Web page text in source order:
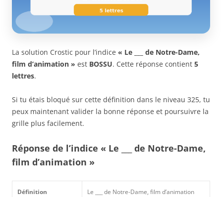
La solution Crostic pour l’indice « Le ___ de Notre-Dame,
film d’animation » est BOSSU. Cette réponse contient 5
lettres.
Si tu étais bloqué sur cette définition dans le niveau 325, tu
peux maintenant valider la bonne réponse et poursuivre la
grille plus facilement.
Réponse de l’indice « Le ___ de Notre-Dame,
film d’animation »
Définition Le ___ de Notre-Dame, film d’animation